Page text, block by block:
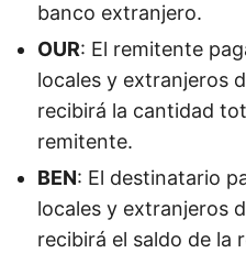
banco extranjero.
OUR: El remitente
locales y extranjeros
recibirá la cantidad
remitente.
BEN: El destinatario
locales y extranjeros
recibirá el saldo de la